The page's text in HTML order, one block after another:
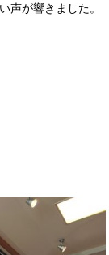
声が響きました。